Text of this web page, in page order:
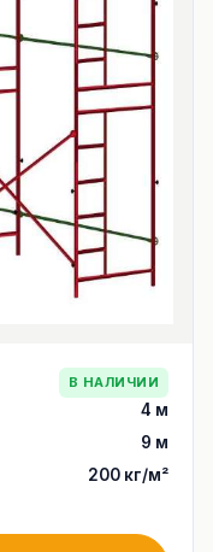
В НАЛИЧИИ
4 м
9 м
200 кг/м²